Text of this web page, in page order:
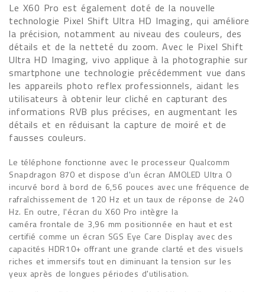
Le X60 Pro est également doté de la nouvelle
technologie Pixel Shift Ultra HD Imaging, qui améliore
la précision, notamment au niveau des couleurs, des
détails et de la netteté du zoom. Avec le Pixel Shift
Ultra HD Imaging, vivo applique à la photographie sur
smartphone une technologie précédemment vue dans
les appareils photo reflex professionnels, aidant les
utilisateurs à obtenir leur cliché en capturant des
informations RVB plus précises, en augmentant les
détails et en réduisant la capture de moiré et de
fausses couleurs.
Le téléphone fonctionne avec le processeur Qualcomm
Snapdragon 870 et dispose d'un écran AMOLED Ultra O
incurvé bord à bord de 6,56 pouces avec une fréquence de
rafraîchissement de 120 Hz et un taux de réponse de 240
Hz. En outre, l'écran du X60 Pro intègre la
caméra frontale de 3,96 mm positionnée en haut et est
certifié comme un écran SGS Eye Care Display avec des
capacités HDR10+ offrant une grande clarté et des visuels
riches et immersifs tout en diminuant la tension sur les
yeux après de longues périodes d'utilisation.